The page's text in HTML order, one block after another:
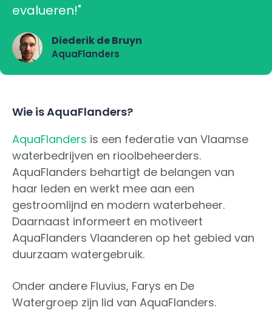
evalueren!"
Diederik de Bruyn
AquaFlanders
Wie is AquaFlanders?
AquaFlanders is een federatie van Vlaamse
waterbedrijven en rioolbeheerders.
AquaFlanders behartigt de belangen van
haar leden en werkt mee aan een
gestroomlijnd en modern waterbeheer.
Daarnaast informeert en motiveert
AquaFlanders Vlaanderen op het gebied van
duurzaam watergebruik.
Onder andere Fluvius, Farys en De
Watergroep zijn lid van AquaFlanders.